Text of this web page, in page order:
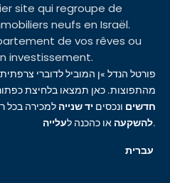
site qui regroupe de
neufs en Israël.
de vos rêves ou
investissement.
פורטל הנדל »ן המוביל לדוברי
מהתפוצות. כאן תמצאו בלחיצת
חדשים ונכסים יד שנייה למכירה בכל
להשקעה או כהכנה לעלייה .